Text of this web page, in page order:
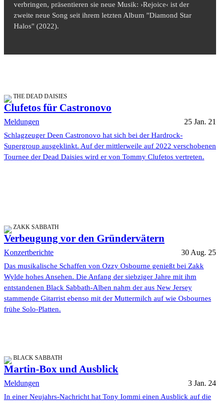
verbringen, präsentieren sie neue Musik: ›Rejoice‹ ist der
zweite neue Song seit ihrem letzten Album "Diamond Star
Halos" (2022).
THE DEAD DAISIES
Clufetos für Castronovo
Meldungen 25 Jan. 21
Schlagzeuger Deen Castronovo hat sich bei der Hardrock-
Supergroup ausgeklinkt. Auf der mittlerweile auf 2022 verschobenen
Tournee der Dead Daisies wird er von Tommy Clufetos vertreten.
ZAKK SABBATH
Verbeugung vor den Gründervätern
Konzertberichte 30 Aug. 25
Das musikalische Schaffen von Ozzy Osbourne genießt bei Zakk
Wylde hohes Ansehen. Die Anfang der siebziger Jahre mit ihm
entstandenen Black Sabbath-Alben nahm der aus New Jersey
stammende Gitarrist ebenso mit der Muttermilch auf wie Osbournes
frühe Solo-Platten.
BLACK SABBATH
Martin-Box und Ausblick
Meldungen 3 Jan. 24
In einer Neujahrs-Nachricht hat Tony Iommi einen Ausblick auf die